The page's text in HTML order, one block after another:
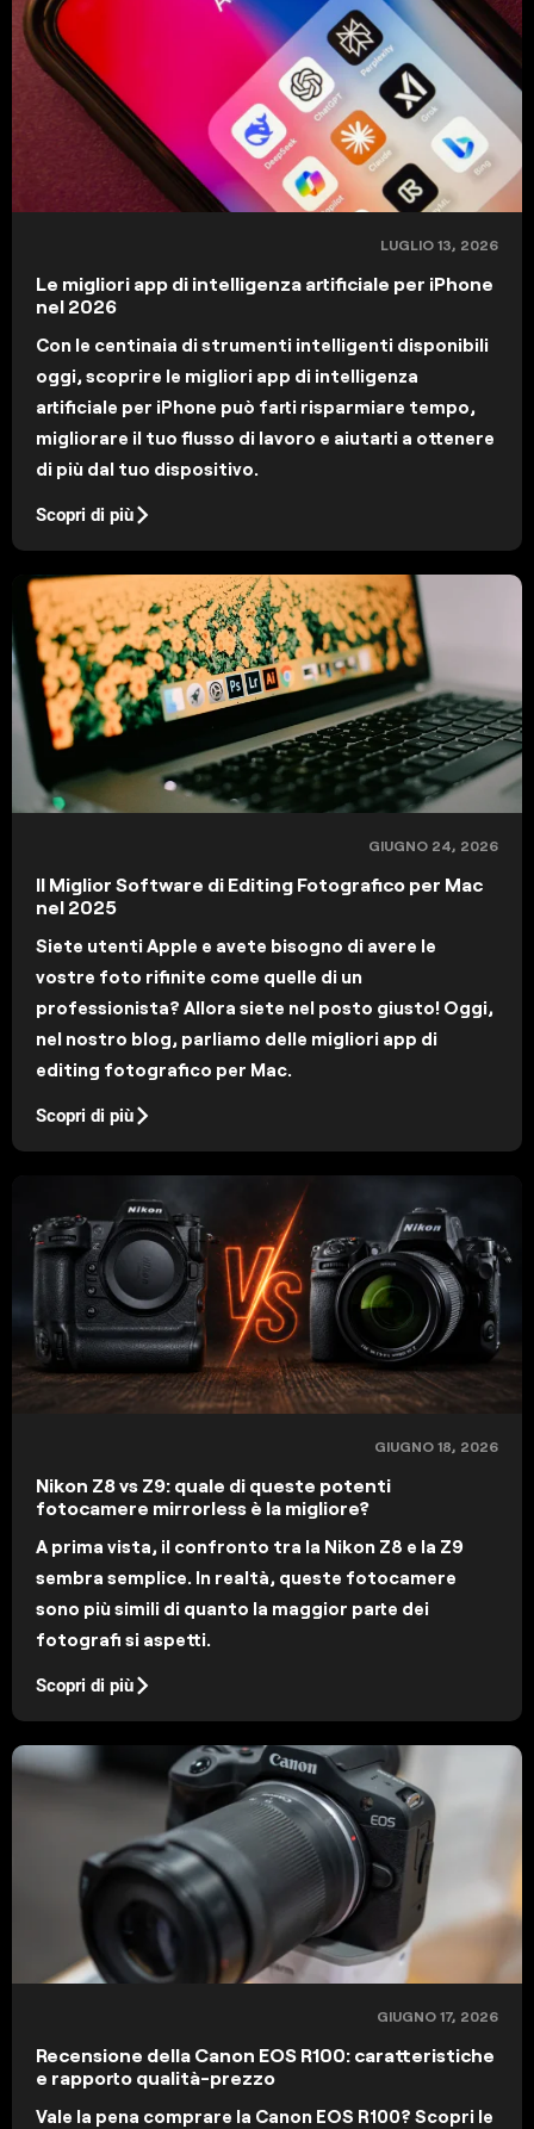
LUGLIO 13, 2026
Le migliori app di intelligenza artificiale per iPhone
nel 2026
Con le centinaia di strumenti intelligenti disponibili
oggi, scoprire le migliori app di intelligenza
artificiale per iPhone può farti risparmiare tempo,
migliorare il tuo flusso di lavoro e aiutarti a ottenere
di più dal tuo dispositivo.
Scopri di più
GIUGNO 24, 2026
Il Miglior Software di Editing Fotografico per Mac
nel 2025
Siete utenti Apple e avete bisogno di avere le
vostre foto rifinite come quelle di un
professionista? Allora siete nel posto giusto! Oggi,
nel nostro blog, parliamo delle migliori app di
editing fotografico per Mac.
Scopri di più
GIUGNO 18, 2026
Nikon Z8 vs Z9: quale di queste potenti
fotocamere mirrorless è la migliore?
A prima vista, il confronto tra la Nikon Z8 e la Z9
sembra semplice. In realtà, queste fotocamere
sono più simili di quanto la maggior parte dei
fotografi si aspetti.
Scopri di più
GIUGNO 17, 2026
Recensione della Canon EOS R100: caratteristiche
e rapporto qualità-prezzo
Vale la pena comprare la Canon EOS R100? Scopri le